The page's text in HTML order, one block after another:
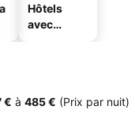
Hôtels
avec
€ à ‎485 € (Prix par nuit)